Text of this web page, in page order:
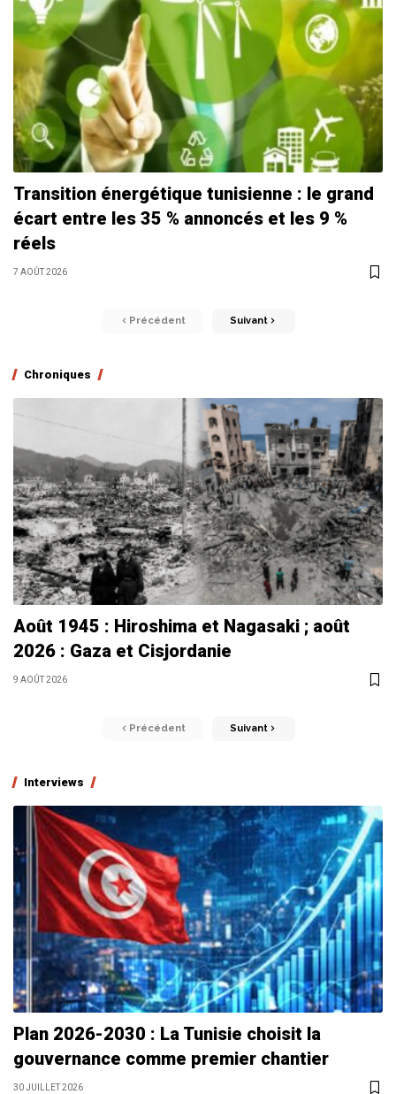
Transition énergétique tunisienne : le grand
écart entre les 35 % annoncés et les 9 %
réels
7 AOÛT 2026
Précédent Suivant
Chroniques
Août 1945 : Hiroshima et Nagasaki ; août
2026 : Gaza et Cisjordanie
9 AOÛT 2026
Précédent Suivant
Interviews
Plan 2026-2030 : La Tunisie choisit la
gouvernance comme premier chantier
30 JUILLET 2026